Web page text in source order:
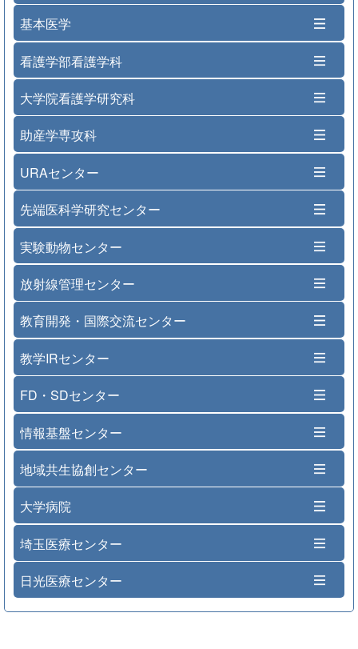
基本医学
看護学部看護学科
大学院看護学研究科
助産学専攻科
URAセンター
先端医科学研究センター
実験動物センター
放射線管理センター
教育開発・国際交流センター
教学IRセンター
FD・SDセンター
情報基盤センター
地域共生協創センター
大学病院
埼玉医療センター
日光医療センター